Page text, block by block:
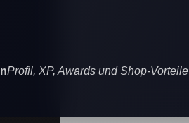
Profil, XP, Awards und Shop-Vorteile